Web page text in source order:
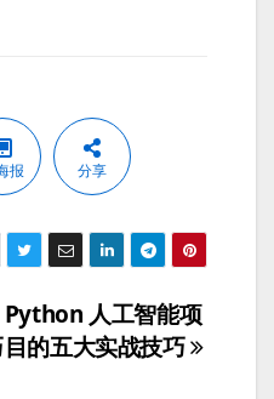
报 分享
Python 人工智能项
目的五大实战技巧